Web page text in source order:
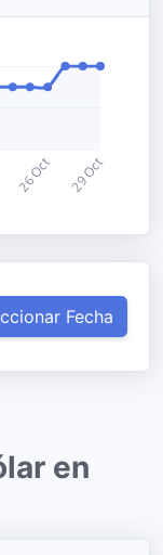
Fecha
en